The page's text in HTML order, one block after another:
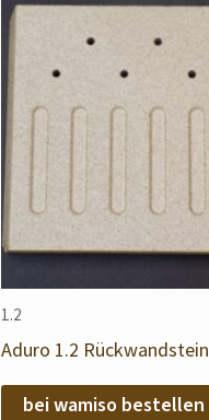
1.2
Aduro 1.2 Rückwandstein
bei wamiso bestellen